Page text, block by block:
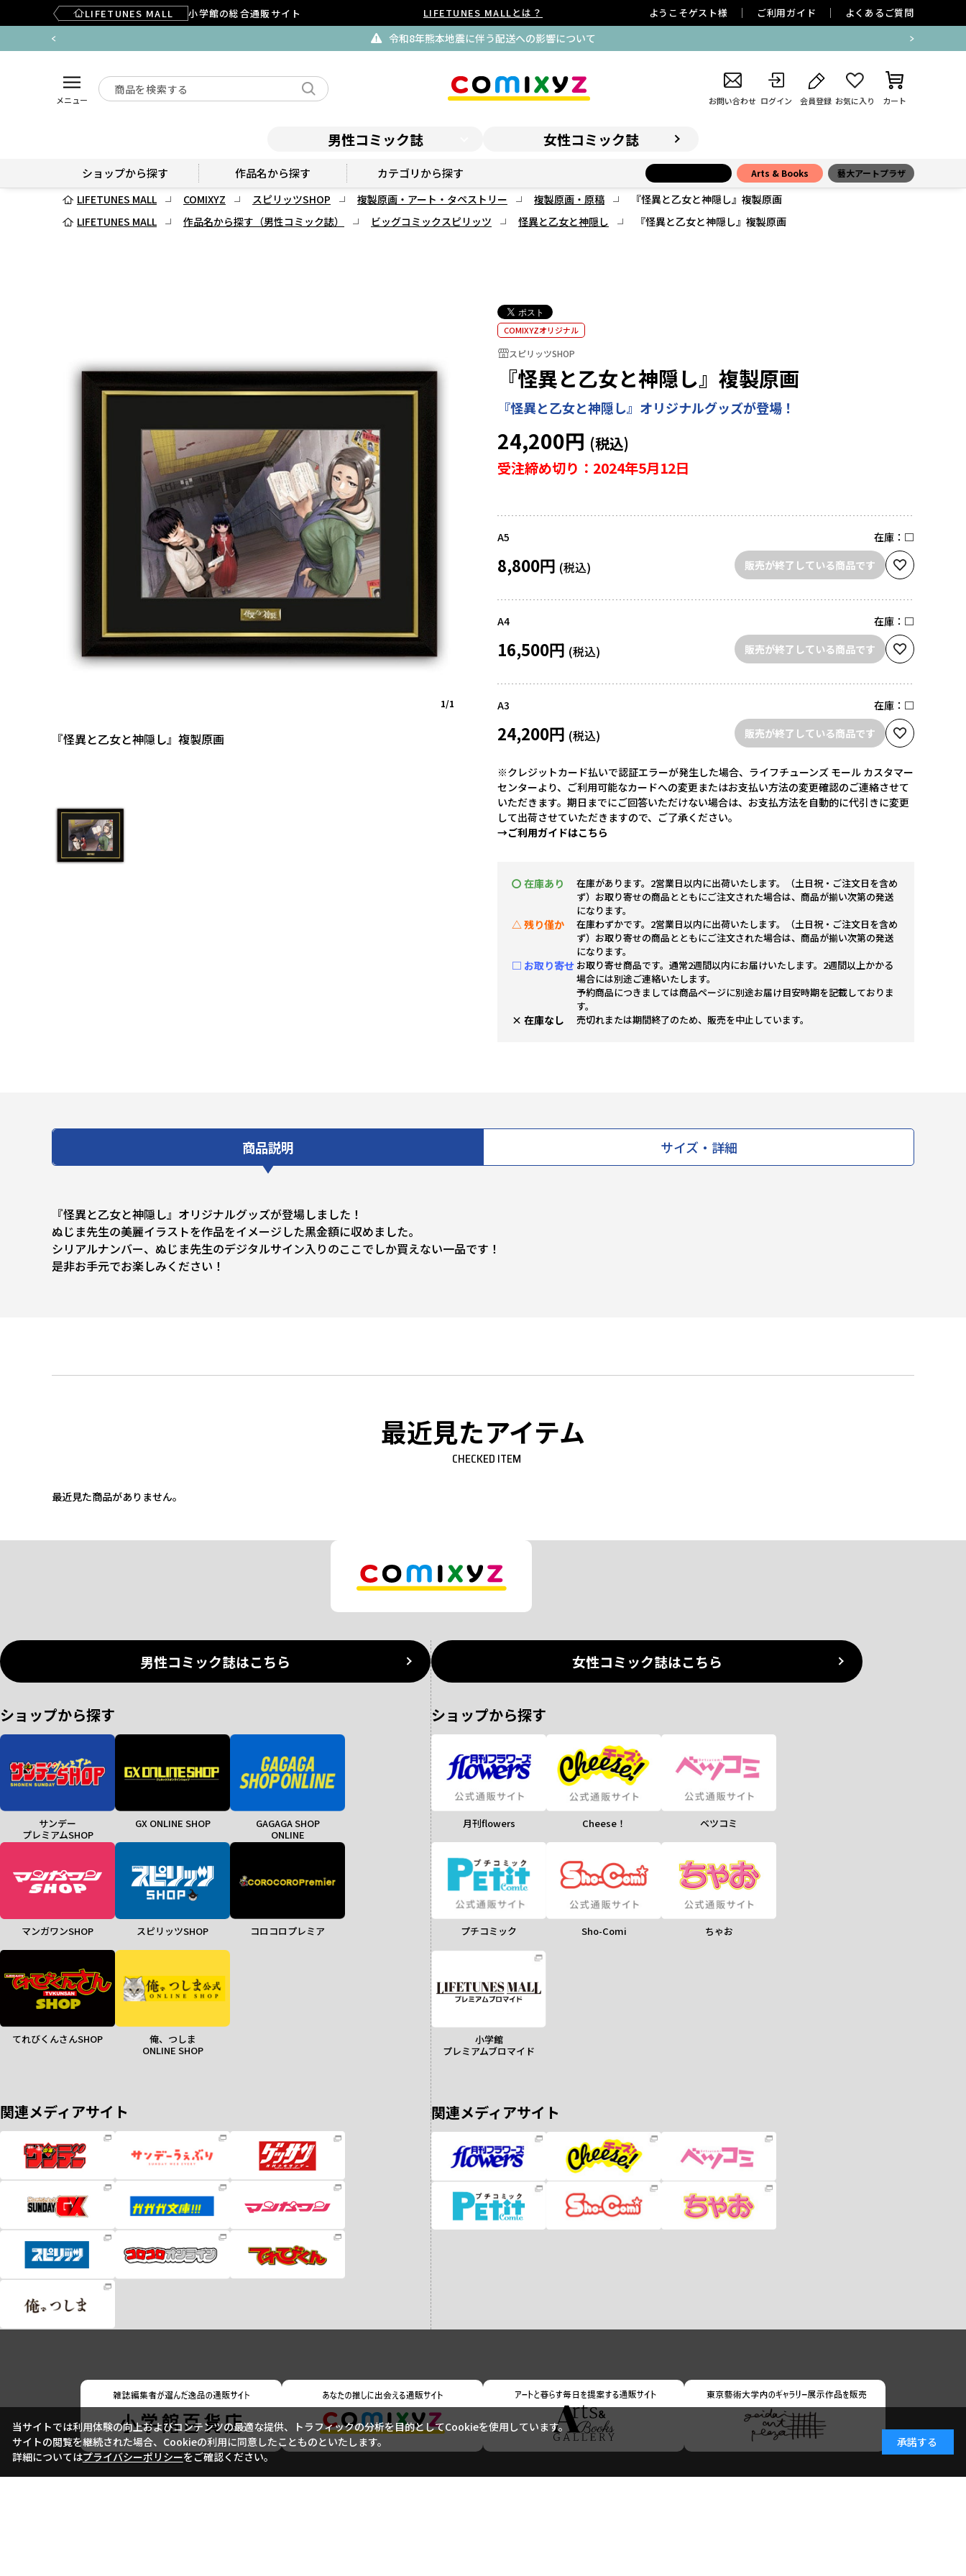
LIFETUNES MALL 小学館の総合通販サイト LIFETUNES MALLとは？ ようこそゲスト様 ご利用ガイド よくあるご質問
令和8年熊本地震に伴う配送への影響について
メニュー お問い合わせ ログイン 会員登録 お気に入り カート
男性コミック誌 女性コミック誌
ショップから探す 作品名から探す カテゴリから探す Arts & Books 藝大アートプラザ
LIFETUNES MALL COMIXYZ スピリッツSHOP 複製原画・アート・タペストリー 複製原画・原稿
『怪異と乙女と神隠し』複製原画
LIFETUNES MALL
作品名から探す（男性コミック誌） ビッグコミックスピリッツ 怪異と乙女と神隠し 『怪異と乙女と神隠し』複製原画
『怪異と乙女と神隠し』複製原画
1/1
COMIXYZオリジナル
スピリッツSHOP
『怪異と乙女と神隠し』複製原画
『怪異と乙女と神隠し』オリジナルグッズが登場！
24,200円
受注締め切り：2024年5月12日
A5 在庫： □
8,800円 販売が終了している商品です
A4 在庫： □
16,500円 販売が終了している商品です
A3 在庫： □
24,200円 販売が終了している商品です
※クレジットカード払いで認証エラーが発生した場合、ライフチューンズ モール カスタマー
センターより、ご利用可能なカードへの変更またはお支払い方法の変更確認のご連絡させて
いただきます。期日までにご回答いただけない場合は、お支払方法を自動的に代引きに変更
して出荷させていただきますので、ご了承ください。
→ご利用ガイドはこちら
〇 在庫あり
在庫があります。2営業日以内に出荷いたします。（土日祝・ご注文日を含め
ず）お取り寄せの商品とともにご注文された場合は、商品が揃い次第の発送
になります。
△ 残り僅か
在庫わずかです。2営業日以内に出荷いたします。（土日祝・ご注文日を含め
ず）お取り寄せの商品とともにご注文された場合は、商品が揃い次第の発送
になります。
□ お取り寄せ お取り寄せ商品です。通常2週間以内にお届けいたします。2週間以上かかる
場合には別途ご連絡いたします。
予約商品につきましては商品ページに別途お届け目安時期を記載しておりま
す。
× 在庫なし 売切れまたは期間終了のため、販売を中止しています。
商品説明 サイズ・詳細
『怪異と乙女と神隠し』オリジナルグッズが登場しました！
ぬじま先生の美麗イラストを作品をイメージした黒金額に収めました。
シリアルナンバー、ぬじま先生のデジタルサイン入りのここでしか買えない一品です！
是非お手元でお楽しみください！
最近見たアイテム
CHECKED ITEM
最近見た商品がありません。
男性コミック誌はこちら
ショップから探す
サンデー
プレミアムSHOP
GX ONLINE SHOP
GAGAGA SHOP
ONLINE
マンガワンSHOP スピリッツSHOP コロコロプレミア
てれびくんさんSHOP
俺、つしま
ONLINE SHOP
関連メディアサイト
女性コミック誌はこちら
ショップから探す
月刊flowers Cheese！ ベツコミ
プチコミック Sho-Comi ちゃお
小学館
プレミアムブロマイド
関連メディアサイト
当サイトでは利用体験の向上およびコンテンツの最適な提供、トラフィックの分析を目的としてCookieを使用しています。
サイトの閲覧を継続された場合、Cookieの利用に同意したことものといたします。
詳細についてはプライバシーポリシーをご確認ください。
承諾する